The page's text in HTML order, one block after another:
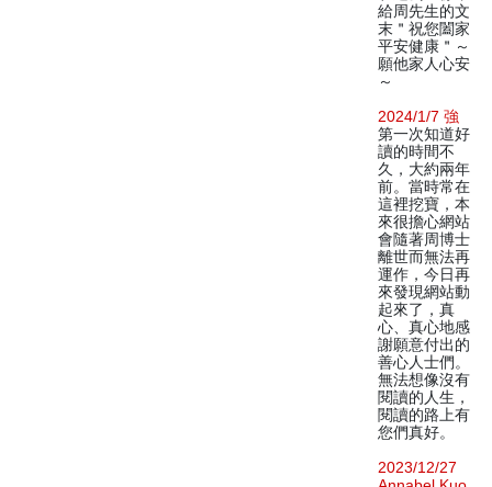
給周先生的文
末＂祝您闔家
平安健康＂～
願他家人心安
～
2024/1/7 強
第一次知道好
讀的時間不
久，大約兩年
前。當時常在
這裡挖寶，本
來很擔心網站
會隨著周博士
離世而無法再
運作，今日再
來發現網站動
起來了，真
心、真心地感
謝願意付出的
善心人士們。
無法想像沒有
閱讀的人生，
閱讀的路上有
您們真好。
2023/12/27